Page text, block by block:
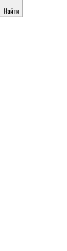
Найти